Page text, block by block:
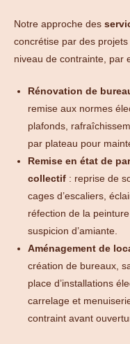
Notre approche des
concrétise par des
niveau de contrainte, par
Rénovation de
remise aux normes
plafonds,
par plateau pour
Remise en état de
collectif : reprise de
cages d’escaliers,
réfection de la
suspicion d’amiante.
Aménagement de
création de bureaux,
place d’installations
carrelage et
contraint avant